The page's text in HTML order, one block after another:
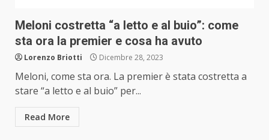
Meloni costretta “a letto e al buio”: come
sta ora la premier e cosa ha avuto
Lorenzo Briotti Dicembre 28, 2023
Meloni, come sta ora. La premier è stata costretta a
stare “a letto e al buio” per...
Read More